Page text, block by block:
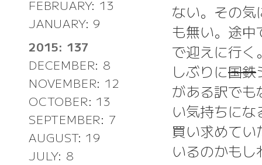
FEBRUARY: 13
JANUARY: 9
2015: 137
DECEMBER: 8
NOVEMBER: 12
OCTOBER: 13
SEPTEMBER: 7
AUGUST: 19
JULY: 8
ない。その
も無い。途
で迎えに行
しぶりに国鉄
がある訳で
い気持ちに
買い求めて
いるのかもし